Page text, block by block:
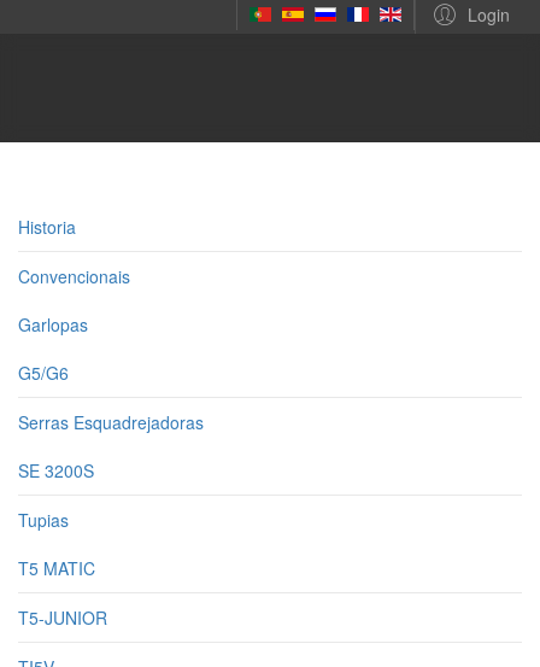
Login
Historia
Convencionais
Garlopas
G5/G6
Serras Esquadrejadoras
SE 3200S
Tupias
T5 MATIC
T5-JUNIOR